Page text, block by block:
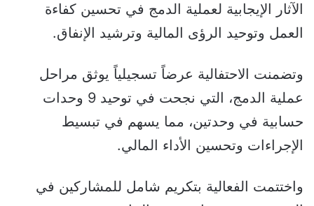
الآثار الإيجابية لعملية الدمج في تحسين كفاءة
العمل وتوحيد الرؤى المالية وترشيد الإنفاق.
وتضمنت الاحتفالية عرضاً تسجيلياً يوثق مراحل
عملية الدمج، التي نجحت في توحيد 9 وحدات
حسابية في وحدتين، مما يسهم في تبسيط
الإجراءات وتحسين الأداء المالي.
واختتمت الفعالية بتكريم شامل للمشاركين في